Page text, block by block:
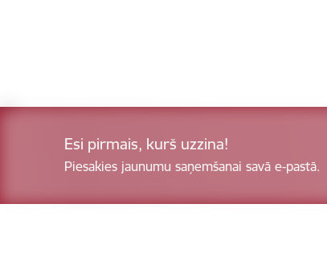
Esi pirmais, kurš uzzina!
Piesakies jaunumu saņemšanai savā e-pastā.